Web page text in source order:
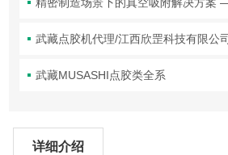
武藏点胶机代理/江西欣罡科技有限公司
武藏MUSASHI点胶类全系
详细介绍